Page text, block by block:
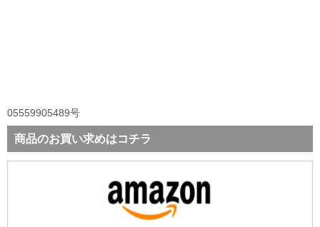
05559905489号
商品のお買い求めはコチラ